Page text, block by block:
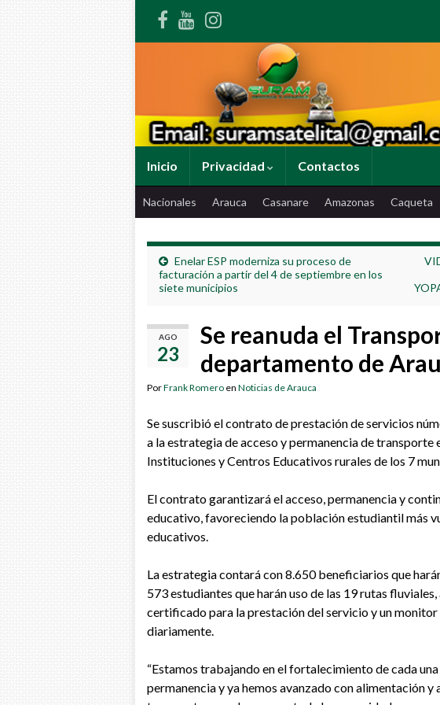
Inicio Privacidad Contactos
Nacionales Arauca Casanare Amazonas Caqueta
Enelar ESP moderniza su proceso de
facturación a partir del 4 de septiembre en los
siete municipios
AGO
23
Se reanuda el
departamento de
PorFrank Romero en Noticias de Arauca
Se suscribió el contrato de prestación de servicios
a la estrategia de acceso y permanencia de transporte
Instituciones y Centros Educativos rurales de los 7
El contrato garantizará el acceso, permanencia y
educativo, favoreciendo la población estudiantil más
educativos.
La estrategia contará con 8.650 beneficiarios que
573 estudiantes que harán uso de las 19 rutas
certificado para la prestación del servicio y un monitor
diariamente.
“Estamos trabajando en el fortalecimiento de cada
permanencia y ya hemos avanzado con alimentación